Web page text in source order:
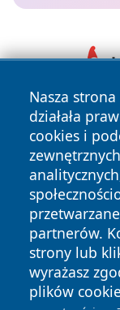
Nasza
działała
cookies i
partnerów.
strony lub
wyrażasz
plików
Copyright © 2026
News Autorzy